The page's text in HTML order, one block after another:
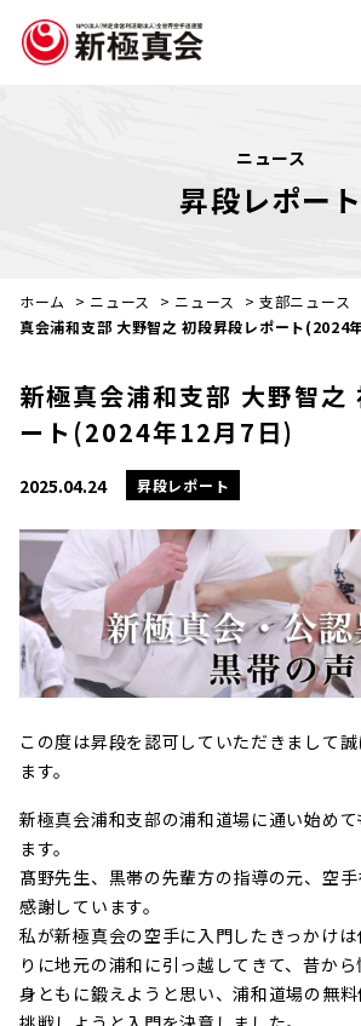
ニュース
昇段レポート
ホーム > ニュース > ニュース >支部ニュース
真会浦和支部 大野智之 初段昇段レポート(2024
新極真会浦和支部 大野智之
ート(2024年12月7日)
2025.04.24 昇段レポート
この度は昇段を認可していただきまして
ます。
新極真会浦和支部の浦和道場に通い始め
ます。
髙野先生、黒帯の先輩方の指導の元、空
感謝しています。
私が新極真会の空手に入門したきっかけ
りに地元の浦和に引っ越してきて、昔か
身ともに鍛えようと思い、浦和道場の無